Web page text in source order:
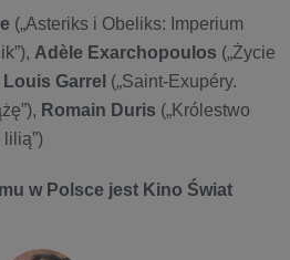
(„Asteriks i Obeliks: Imperium
Adèle Exarchopoulos („Życie
Louis Garrel („Saint-Exupéry.
Romain Duris („Królestwo
lilią”)
w Polsce jest Kino Świat